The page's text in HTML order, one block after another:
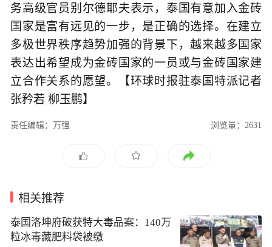
务高级官员别尔德耶夫表示，泰国有意加入金砖
国家是富有远见的一步，是正确的选择。在建立
多极世界秩序趋势加强的背景下，越来越多国家
表达出希望成为金砖国家的一员或与金砖国家建
立合作关系的愿望。【环球时报驻泰国特派记者
张矜若 柳玉鹏】
责任编辑：万强 浏览量：2631
相关推荐
泰国洛坤府破获特大毒品案：140万
粒冰毒藏肥料袋被缴